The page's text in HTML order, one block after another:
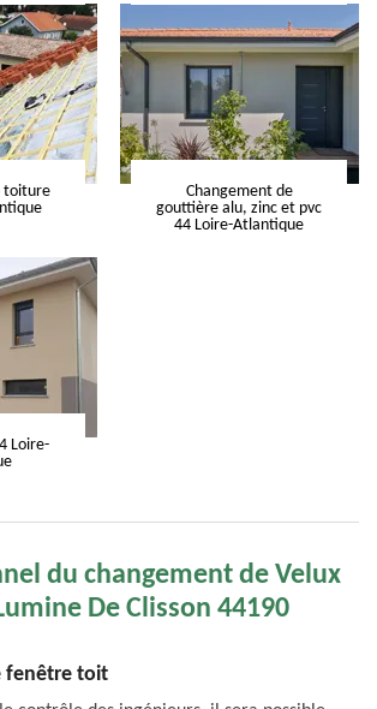
toiture
Changement de
gouttière alu, zinc et pvc
44 Loire-Atlantique
Loire-
du changement de Velux
De Clisson 44190
fenêtre toit